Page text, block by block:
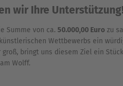
wir Ihre Unterstützung!
Summe von ca. 50.000,00 Euro zu
Wettbewerbs ein
bringt uns diesem Ziel ein
Wolff.